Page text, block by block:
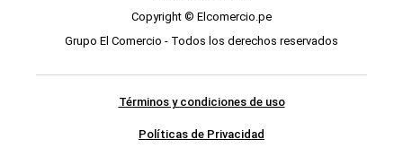
Copyright © Elcomercio.pe
Grupo El Comercio - Todos los derechos reservados
Términos y condiciones de uso
Políticas de Privacidad